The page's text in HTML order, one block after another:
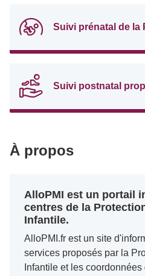
Suivi prénatal de la
Suivi postnatal
À propos
AlloPMI est un portail
centres de la
Infantile.
AlloPMI.fr est un site
services proposés par la
Infantile et les